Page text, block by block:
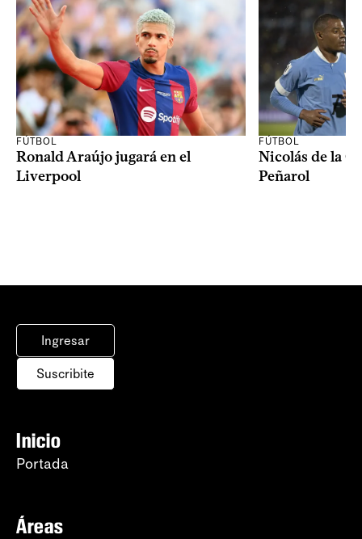
FÚTBOL
Ronald Araújo jugará en el
Liverpool
FÚTBOL
Nicolás de la
Peñarol
Ingresar
Suscribite
Inicio
Portada
Áreas